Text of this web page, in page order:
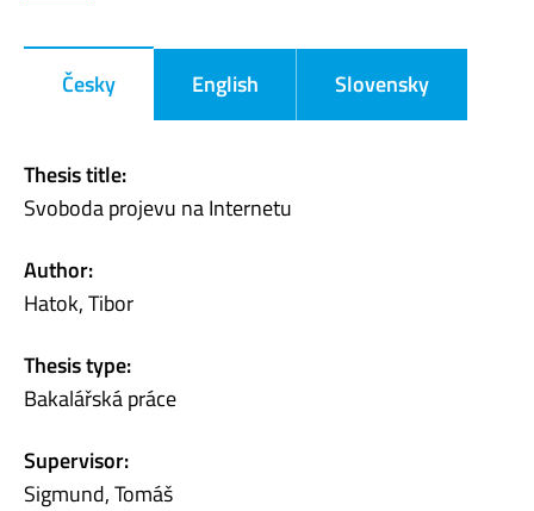
Česky English Slovensky
Thesis title:
Svoboda projevu na Internetu
Author:
Hatok, Tibor
Thesis type:
Bakalářská práce
Supervisor:
Sigmund, Tomáš